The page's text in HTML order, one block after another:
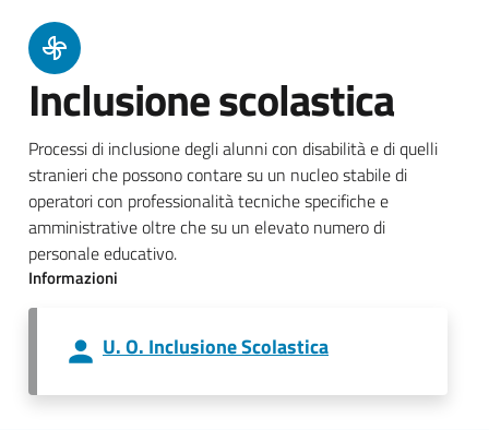
Inclusione scolastica
Processi di inclusione degli alunni con disabilità e di quelli
stranieri che possono contare su un nucleo stabile di
operatori con professionalità tecniche specifiche e
amministrative oltre che su un elevato numero di
personale educativo.
Informazioni
U. O. Inclusione Scolastica